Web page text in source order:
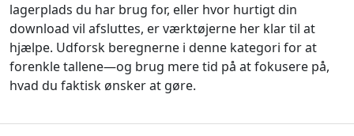
lagerplads du har brug for, eller hvor hurtigt din
download vil afsluttes, er værktøjerne her klar til at
hjælpe. Udforsk beregnerne i denne kategori for at
forenkle tallene—og brug mere tid på at fokusere på,
hvad du faktisk ønsker at gøre.